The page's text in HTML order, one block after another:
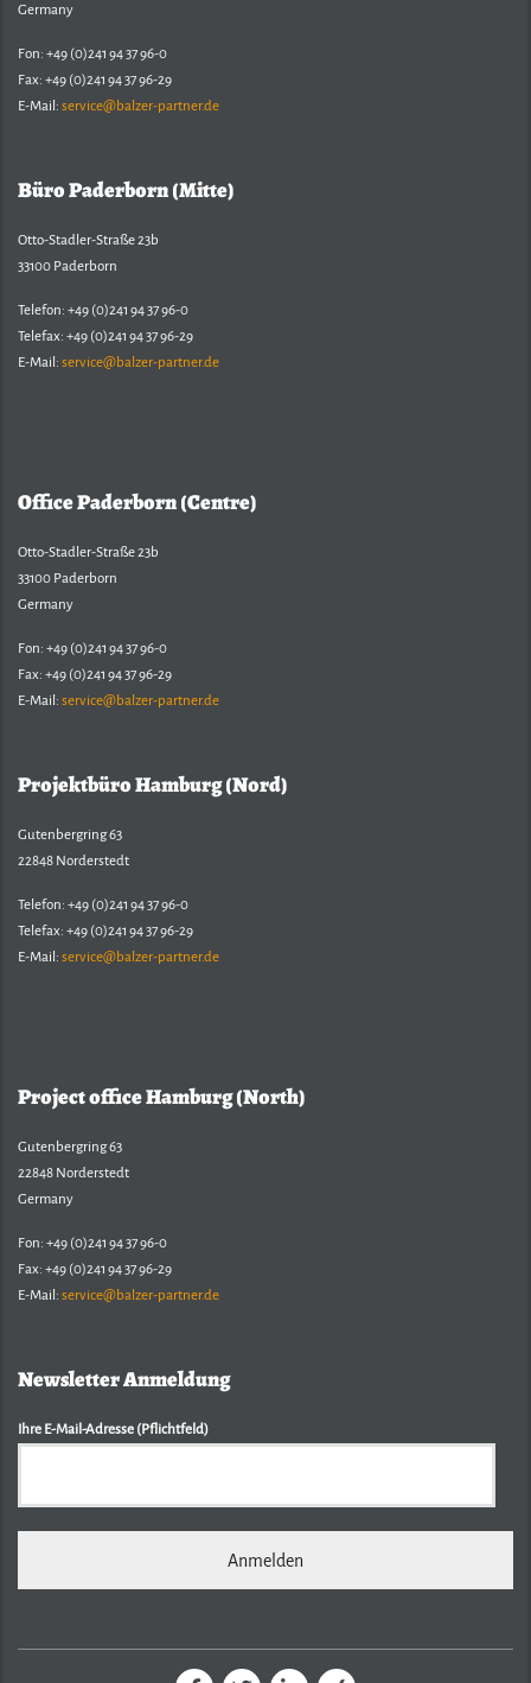
Germany
Fon: +49 (0)241 94 37 96-0
Fax: +49 (0)241 94 37 96-29
E-Mail: service@balzer-partner.de
Büro Paderborn (Mitte)
Otto-Stadler-Straße 23b
33100 Paderborn
Telefon: +49 (0)241 94 37 96-0
Telefax: +49 (0)241 94 37 96-29
E-Mail: service@balzer-partner.de
Office Paderborn (Centre)
Otto-Stadler-Straße 23b
33100 Paderborn
Germany
Fon: +49 (0)241 94 37 96-0
Fax: +49 (0)241 94 37 96-29
E-Mail: service@balzer-partner.de
Projektbüro Hamburg (Nord)
Gutenbergring 63
22848 Norderstedt
Telefon: +49 (0)241 94 37 96-0
Telefax: +49 (0)241 94 37 96-29
E-Mail: service@balzer-partner.de
Project office Hamburg (North)
Gutenbergring 63
22848 Norderstedt
Germany
Fon: +49 (0)241 94 37 96-0
Fax: +49 (0)241 94 37 96-29
E-Mail: service@balzer-partner.de
Newsletter Anmeldung
Ihre E-Mail-Adresse (Pflichtfeld)